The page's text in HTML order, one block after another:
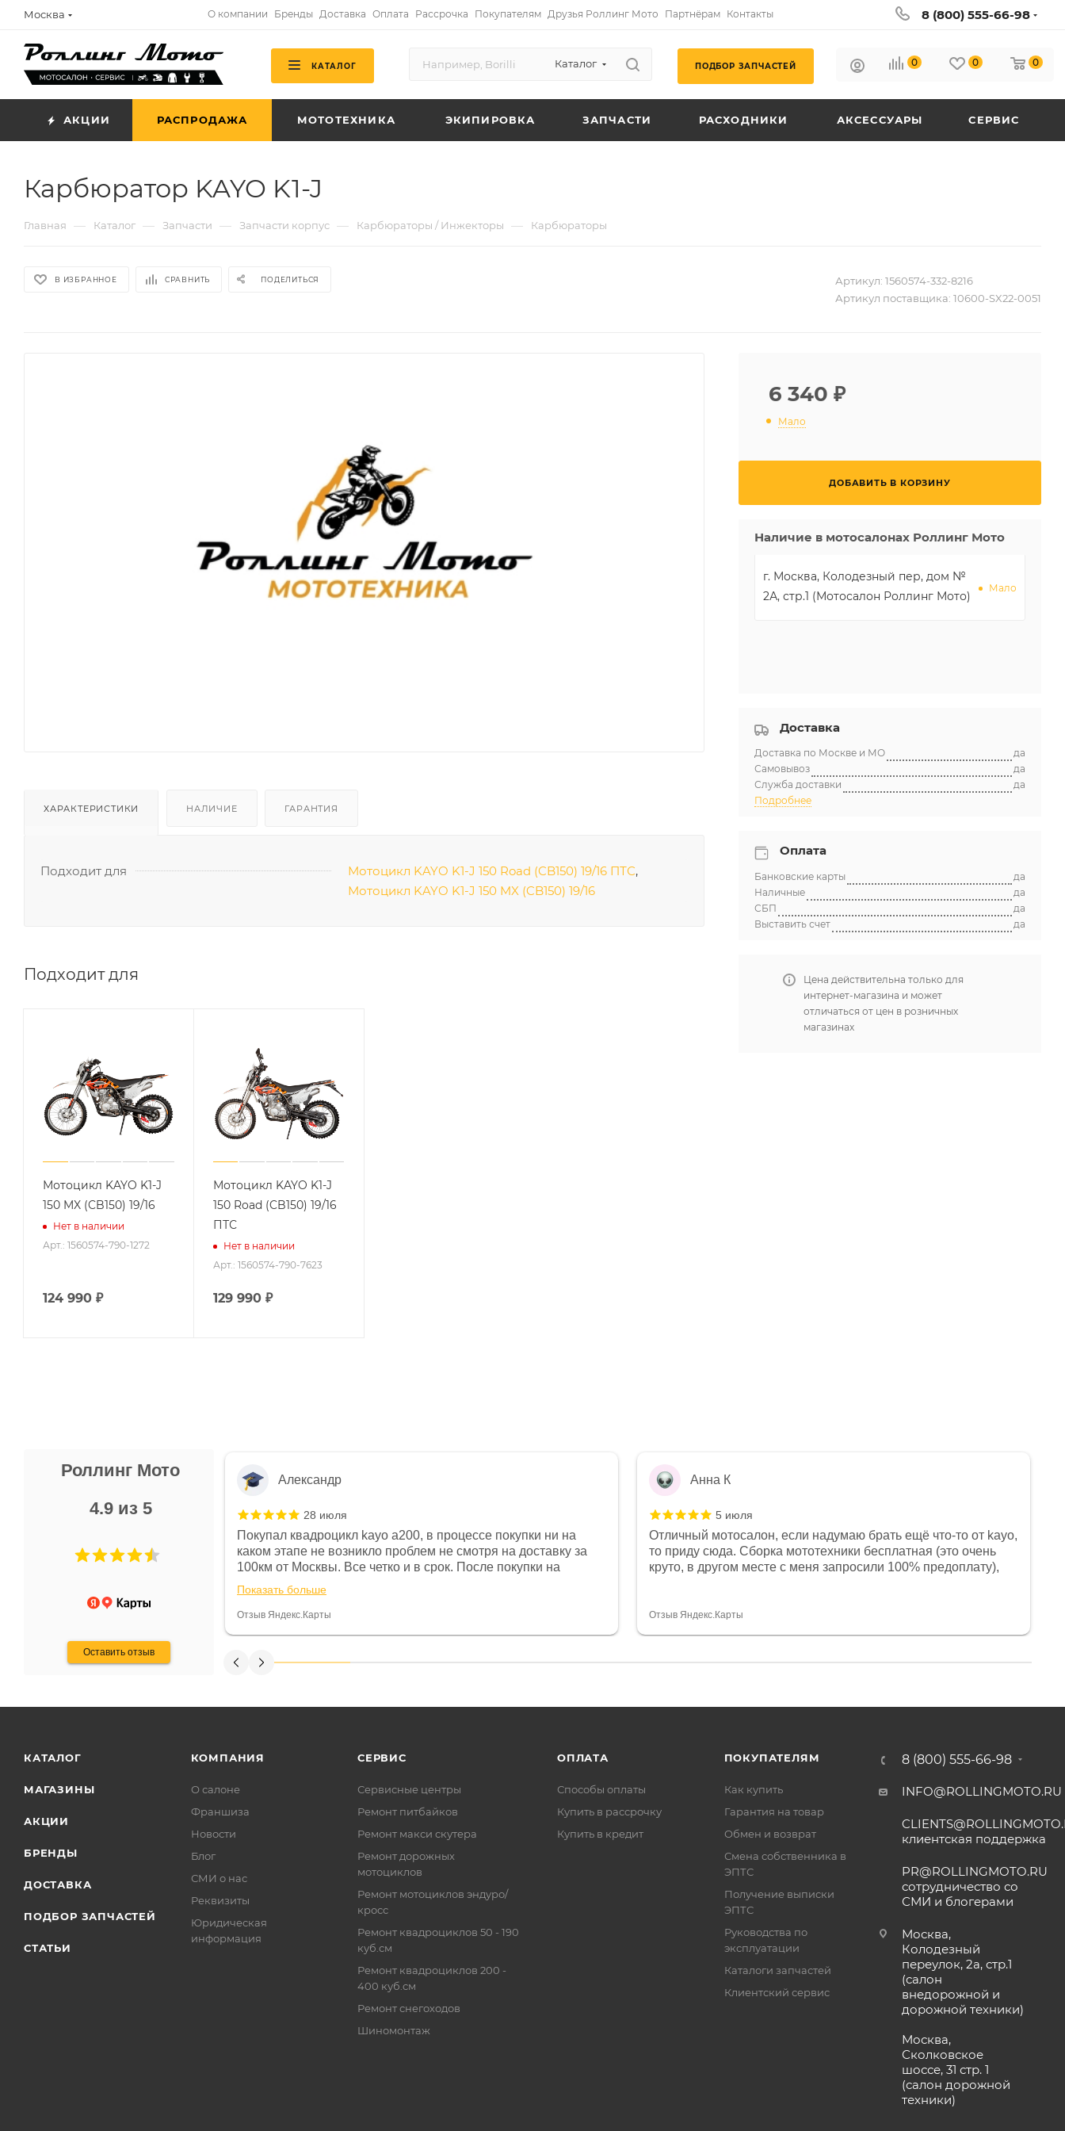
Москва О компании Бренды Доставка Оплата Рассрочка Покупателям Друзья Роллинг Мото Партнёрам Контакты 8 (800) 555-66-98
КАТАЛОГ Каталог ПОДБОР ЗАПЧАСТЕЙ 0 0 0
АКЦИИ РАСПРОДАЖА МОТОТЕХНИКА ЭКИПИРОВКА ЗАПЧАСТИ РАСХОДНИКИ АКСЕССУАРЫ СЕРВИС
Карбюратор KAYO K1-J
Главная — Каталог — Запчасти — Запчасти корпус — Карбюраторы / Инжекторы — Карбюраторы
В ИЗБРАННОЕ СРАВНИТЬ ПОДЕЛИТЬСЯ Артикул: 1560574-332-8216
Артикул поставщика: 10600-SX22-0051
ХАРАКТЕРИСТИКИ НАЛИЧИЕ ГАРАНТИЯ
Подходит для Мотоцикл KAYO K1-J 150 Road (CB150) 19/16 ПТС,
Мотоцикл KAYO K1-J 150 MX (CB150) 19/16
Подходит для
Мотоцикл KAYO K1-J
150 MX (CB150) 19/16
Нет в наличии
Арт.: 1560574-790-1272
124 990 ₽
Мотоцикл KAYO K1-J
150 Road (CB150) 19/16
ПТС
Нет в наличии
Арт.: 1560574-790-7623
129 990₽
6 340 ₽
Мало
ДОБАВИТЬ В КОРЗИНУ
Наличие в мотосалонах Роллинг Мото
г. Москва, Колодезный пер, дом №
2А, стр.1 (Мотосалон Роллинг Мото)
Мало
Доставка
Доставка по Москве и МО
да
Самовывоз
да
Служба доставки
да
Подробнее
Оплата
Банковские карты
да
Наличные
да
СБП
да
Выставить счет
да
Цена действительна только для
интернет-магазина и может
отличаться от цен в розничных
магазинах
Роллинг Мото
4.9 из 5
Оставить отзыв
Не понравились условия
и дают только на год)
Александр
28 июля
Покупал квадроцикл kayo a200, в процессе покупки ни на
каком этапе не возникло проблем не смотря на доставку за
100км от Москвы. Все четко и в срок. После покупки на
спидометре всегда был 0, при этом представители магазина
постоянно были на связи и в итоге проблема была решена.
Считаю, что это говорит о небезразличии к клиенту после
Показать больше
Отзыв Яндекс.Карты
Анна К
5 июля
Отличный мотосалон, если надумаю брать ещё что-то от kayo,
то приду сюда. Сборка мототехники бесплатная (это очень
круто, в другом месте с меня запросили 100% предоплату),
спасибо отдельное, всегда на связи, очень детально всё
Отзыв Яндекс.Карты
КАТАЛОГ
МАГАЗИНЫ
АКЦИИ
БРЕНДЫ
ДОСТАВКА
ПОДБОР ЗАПЧАСТЕЙ
СТАТЬИ
КОМПАНИЯ
О салоне
Франшиза
Новости
Блог
СМИ о нас
Реквизиты
Юридическая
информация
СЕРВИС
Сервисные центры
Ремонт питбайков
Ремонт макси скутера
Ремонт дорожных
мотоциклов
Ремонт мотоциклов эндуро/
кросс
Ремонт квадроциклов 50 - 190
куб.см
Ремонт квадроциклов 200 -
400 куб.см
Ремонт снегоходов
Шиномонтаж
ОПЛАТА
Способы оплаты
Купить в рассрочку
Купить в кредит
ПОКУПАТЕЛЯМ
Как купить
Гарантия на товар
Обмен и возврат
Смена собственника в
ЭПТС
Получение выписки
ЭПТС
Руководства по
эксплуатации
Каталоги запчастей
Клиентский сервис
8 (800) 555-66-98
INFO@ROLLINGMOTO.RU
клиентская поддержка
PR@ROLLINGMOTO.RU
сотрудничество со
СМИ и блогерами
Москва,
Колодезный
переулок, 2а, стр.1
(салон
внедорожной и
дорожной техники)
Москва,
Сколковское
шоссе, 31 стр. 1
(салон дорожной
техники)